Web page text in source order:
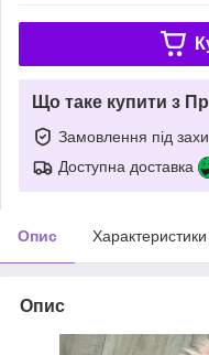
Що таке купити з
Замовлення під
Доступна доставка
Опис Характеристики
Опис